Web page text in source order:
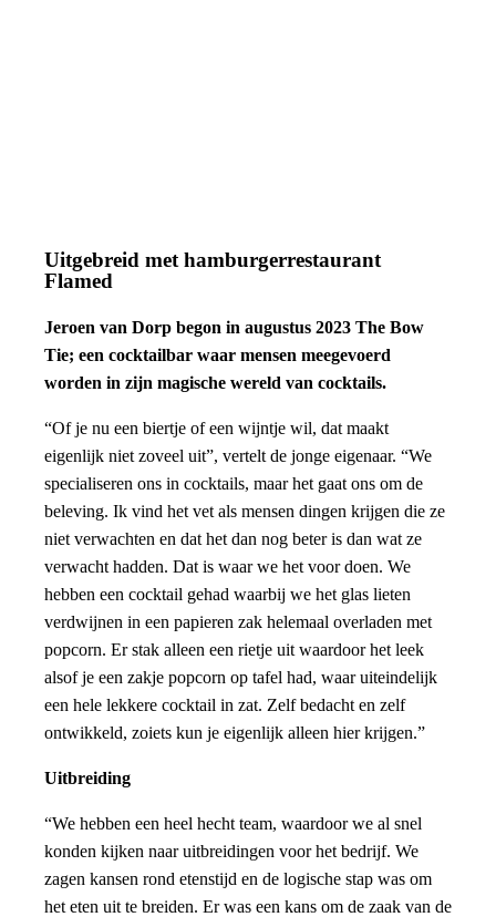
Uitgebreid met hamburgerrestaurant
Flamed
Jeroen van Dorp begon in augustus 2023 The Bow
Tie; een cocktailbar waar mensen meegevoerd
worden in zijn magische wereld van cocktails.
“Of je nu een biertje of een wijntje wil, dat maakt
eigenlijk niet zoveel uit”, vertelt de jonge eigenaar. “We
specialiseren ons in cocktails, maar het gaat ons om de
beleving. Ik vind het vet als mensen dingen krijgen die ze
niet verwachten en dat het dan nog beter is dan wat ze
verwacht hadden. Dat is waar we het voor doen. We
hebben een cocktail gehad waarbij we het glas lieten
verdwijnen in een papieren zak helemaal overladen met
popcorn. Er stak alleen een rietje uit waardoor het leek
alsof je een zakje popcorn op tafel had, waar uiteindelijk
een hele lekkere cocktail in zat. Zelf bedacht en zelf
ontwikkeld, zoiets kun je eigenlijk alleen hier krijgen.”
Uitbreiding
“We hebben een heel hecht team, waardoor we al snel
konden kijken naar uitbreidingen voor het bedrijf. We
zagen kansen rond etenstijd en de logische stap was om
het eten uit te breiden. Er was een kans om de zaak van de